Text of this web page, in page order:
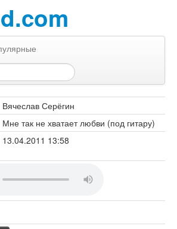
Вячеслав Серёгин
Мне так не хватает любви (под гитару)
13.04.2011 13:58